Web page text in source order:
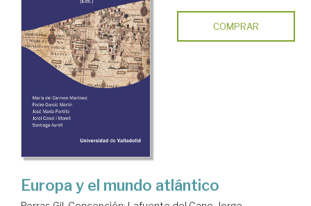
COMPRAR
Europa y el mundo atlántico